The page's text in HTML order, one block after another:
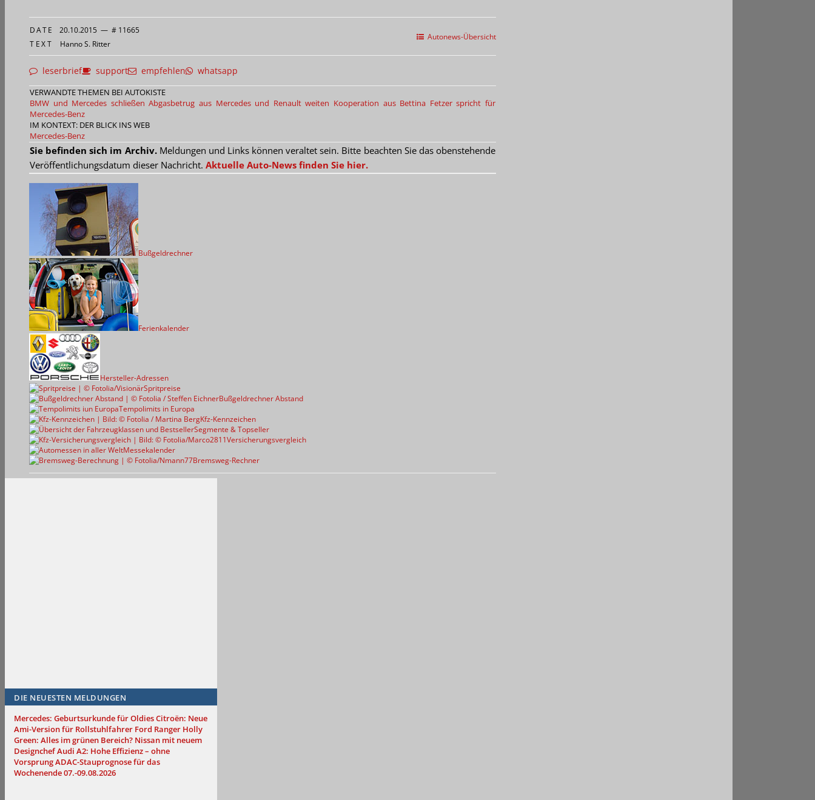
Autonews-Übersicht
DATE 20.10.2015 — # 11665
TEXT Hanno S. Ritter
leserbrief support empfehlen whatsapp
VERWANDTE THEMEN BEI AUTOKISTE
BMW und Mercedes schließen Abgasbetrug aus Mercedes und Renault weiten Kooperation aus Bettina Fetzer spricht für
Mercedes-Benz
IM KONTEXT: DER BLICK INS WEB
Mercedes-Benz
Sie befinden sich im Archiv.Meldungen und Links können veraltet sein. Bitte beachten Sie das obenstehende
Veröffentlichungsdatum dieser Nachricht. Aktuelle Auto-News finden Sie hier.
Bußgeldrechner
Ferienkalender
Hersteller-Adressen
Spritpreise
Bußgeldrechner Abstand
Tempolimits in Europa
Kfz-Kennzeichen
Segmente & Topseller
Versicherungsvergleich
Messekalender
Bremsweg-Rechner
DIE NEUESTEN MELDUNGEN
Mercedes: Geburtsurkunde für OldiesCitroën: Neue
Ami-Version für Rollstuhlfahrer Ford Ranger Holly
Green: Alles im grünen Bereich? Nissan mit neuem
DesignchefAudi A2: Hohe Effizienz – ohne
VorsprungADAC-Stauprognose für das
Wochenende 07.-09.08.2026